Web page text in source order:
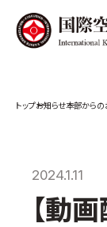
お知らせ本部からの
2024.1.11
【動